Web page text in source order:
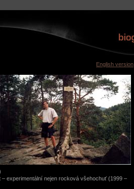
English version
– experimentální nejen rocková všehochuť (1999 –